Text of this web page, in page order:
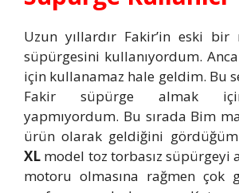
Uzun yıllardır Fakir’in eski
süpürgesini kullanıyordum. Ancak
için kullanamaz hale geldim. Bu
Fakir süpürge almak
yapmıyordum. Bu sırada Bim
ürün olarak geldiğini gördüğüm
XL model toz torbasız süpürgeyi
motoru olmasına rağmen çok